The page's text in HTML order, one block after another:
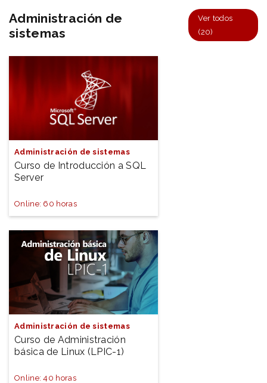
Administración de
sistemas
Ver todos
(20)
Administración de sistemas
Curso de Introducción a SQL
Server
Online: 60 horas
Administración de sistemas
Curso de Administración
básica de Linux (LPIC-1)
Online: 40 horas